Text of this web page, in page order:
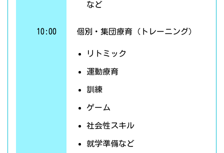
など
10:00 個別・集団療育（トレーニング）
リトミック
運動療育
訓練
ゲーム
社会性スキル
就学準備など